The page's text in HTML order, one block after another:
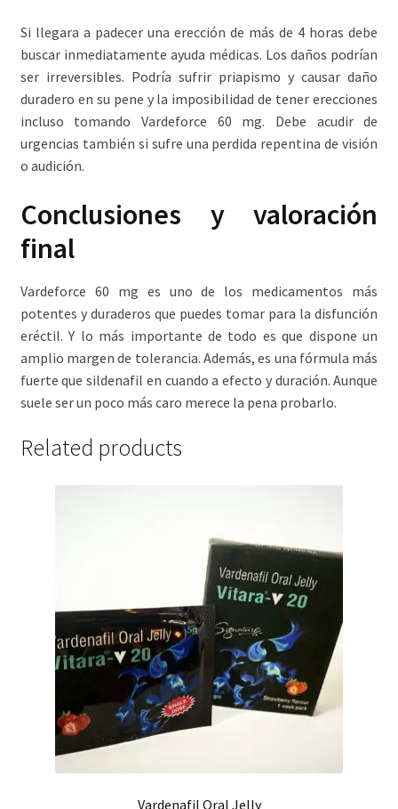
Si llegara a padecer una erección de más de 4 horas debe
buscar inmediatamente ayuda médicas. Los daños podrían
ser irreversibles. Podría sufrir priapismo y causar daño
duradero en su pene y la imposibilidad de tener erecciones
incluso tomando Vardeforce 60 mg. Debe acudir de
urgencias también si sufre una perdida repentina de visión
o audición.
Conclusiones y valoración
final
Vardeforce 60 mg es uno de los medicamentos más
potentes y duraderos que puedes tomar para la disfunción
eréctil. Y lo más importante de todo es que dispone un
amplio margen de tolerancia. Además, es una fórmula más
fuerte que sildenafil en cuando a efecto y duración. Aunque
suele ser un poco más caro merece la pena probarlo.
Related products
Vardenafil Oral Jelly